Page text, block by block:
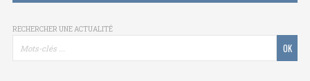
RECHERCHER UNE ACTUALITÉ